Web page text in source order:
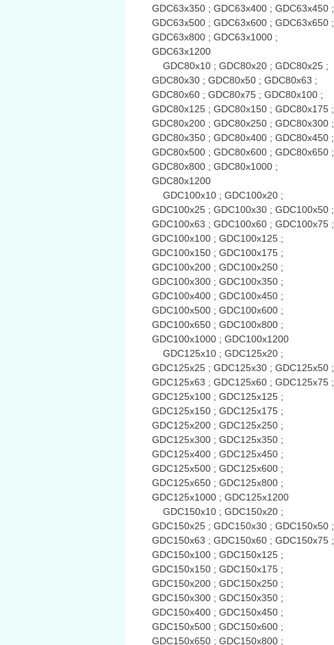
GDC63x350 ; GDC63x400 ; GDC63x450 ;
GDC63x500 ; GDC63x600 ; GDC63x650 ;
GDC63x800 ; GDC63x1000 ;
GDC63x1200
GDC80x10 ; GDC80x20 ; GDC80x25 ;
GDC80x30 ; GDC80x50 ; GDC80x63 ;
GDC80x60 ; GDC80x75 ; GDC80x100 ;
GDC80x125 ; GDC80x150 ; GDC80x175 ;
GDC80x200 ; GDC80x250 ; GDC80x300 ;
GDC80x350 ; GDC80x400 ; GDC80x450 ;
GDC80x500 ; GDC80x600 ; GDC80x650 ;
GDC80x800 ; GDC80x1000 ;
GDC80x1200
GDC100x10 ; GDC100x20 ;
GDC100x25 ; GDC100x30 ; GDC100x50 ;
GDC100x63 ; GDC100x60 ; GDC100x75 ;
GDC100x100 ; GDC100x125 ;
GDC100x150 ; GDC100x175 ;
GDC100x200 ; GDC100x250 ;
GDC100x300 ; GDC100x350 ;
GDC100x400 ; GDC100x450 ;
GDC100x500 ; GDC100x600 ;
GDC100x650 ; GDC100x800 ;
GDC100x1000 ; GDC100x1200
GDC125x10 ; GDC125x20 ;
GDC125x25 ; GDC125x30 ; GDC125x50 ;
GDC125x63 ; GDC125x60 ; GDC125x75 ;
GDC125x100 ; GDC125x125 ;
GDC125x150 ; GDC125x175 ;
GDC125x200 ; GDC125x250 ;
GDC125x300 ; GDC125x350 ;
GDC125x400 ; GDC125x450 ;
GDC125x500 ; GDC125x600 ;
GDC125x650 ; GDC125x800 ;
GDC125x1000 ; GDC125x1200
GDC150x10 ; GDC150x20 ;
GDC150x25 ; GDC150x30 ; GDC150x50 ;
GDC150x63 ; GDC150x60 ; GDC150x75 ;
GDC150x100 ; GDC150x125 ;
GDC150x150 ; GDC150x175 ;
GDC150x200 ; GDC150x250 ;
GDC150x300 ; GDC150x350 ;
GDC150x400 ; GDC150x450 ;
GDC150x500 ; GDC150x600 ;
GDC150x650 ; GDC150x800 ;